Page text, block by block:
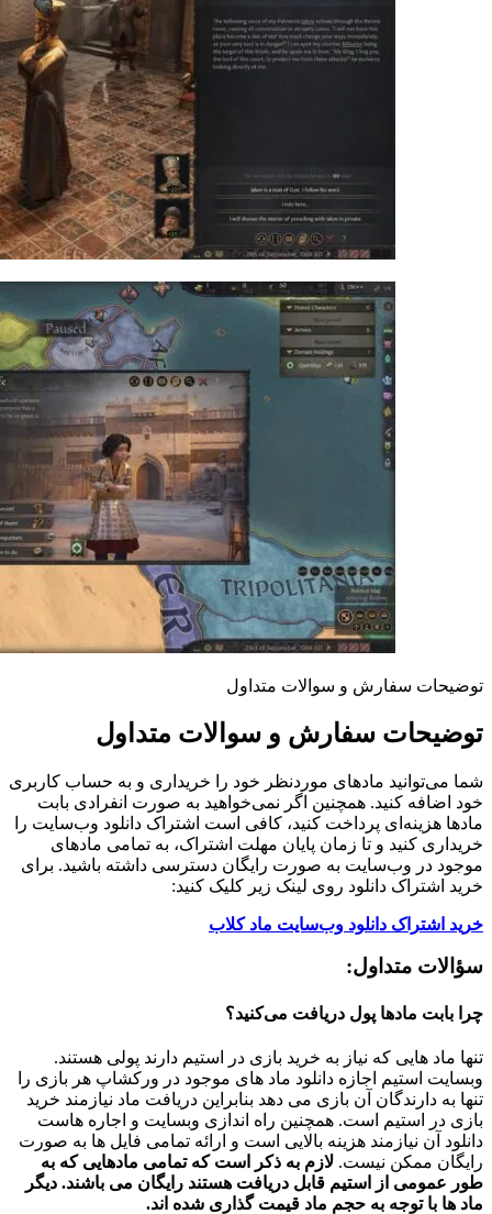
توضیحات سفارش و سوالات متداول
توضیحات سفارش و سوالات متداول
شما می‌توانید مادهای موردنظر خود را خریداری و به حساب کاربری
خود اضافه کنید. همچنین اگر نمی‌خواهید به صورت انفرادی بابت
مادها هزینه‌ای پرداخت کنید، کافی است اشتراک دانلود وب‌سایت را
خریداری کنید و تا زمان پایان مهلت اشتراک، به تمامی مادهای
موجود در وب‌سایت به صورت رایگان دسترسی داشته باشید. برای
خرید اشتراک دانلود روی لینک زیر کلیک کنید:
خرید اشتراک دانلود وب‌سایت ماد کلاب
سؤالات متداول:
چرا بابت مادها پول دریافت می‌کنید؟
تنها ماد هایی که نیاز به خرید بازی در استیم دارند پولی هستند.
وبسایت استیم اجازه دانلود ماد های موجود در ورکشاپ هر بازی را
تنها به دارندگان آن بازی می دهد بنابراین دریافت ماد نیازمند خرید
بازی در استیم است. همچنین راه اندازی وبسایت و اجاره هاست
دانلود آن نیازمند هزینه بالایی است و ارائه تمامی فایل ها به صورت
رایگان ممکن نیست. لازم به ذکر است که تمامی مادهایی که به
طور عمومی از استیم قابل دریافت هستند رایگان می باشند. دیگر
ماد ها با توجه به حجم ماد قیمت گذاری شده اند.